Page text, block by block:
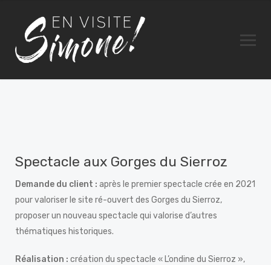
Spectacle aux Gorges du Sierroz
Demande du client : après le premier spectacle crée en 2021
pour valoriser le site ré-ouvert des Gorges du Sierroz,
proposer un nouveau spectacle qui valorise d’autres
thématiques historiques.
Réalisation : création du spectacle « L’ondine du Sierroz »,